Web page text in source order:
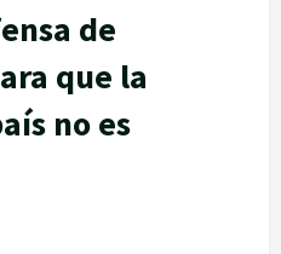
de
que la
no es